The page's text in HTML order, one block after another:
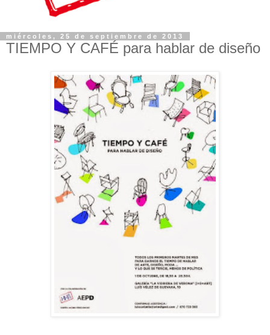
miércoles, 25 de septiembre de 2013
TIEMPO Y CAFÉ para hablar de diseño